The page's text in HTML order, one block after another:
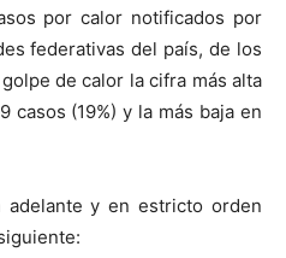
por calor notificados por
federativas del país, de los
de calor la cifra más alta
casos (19%) y la más baja en
adelante y en estricto orden